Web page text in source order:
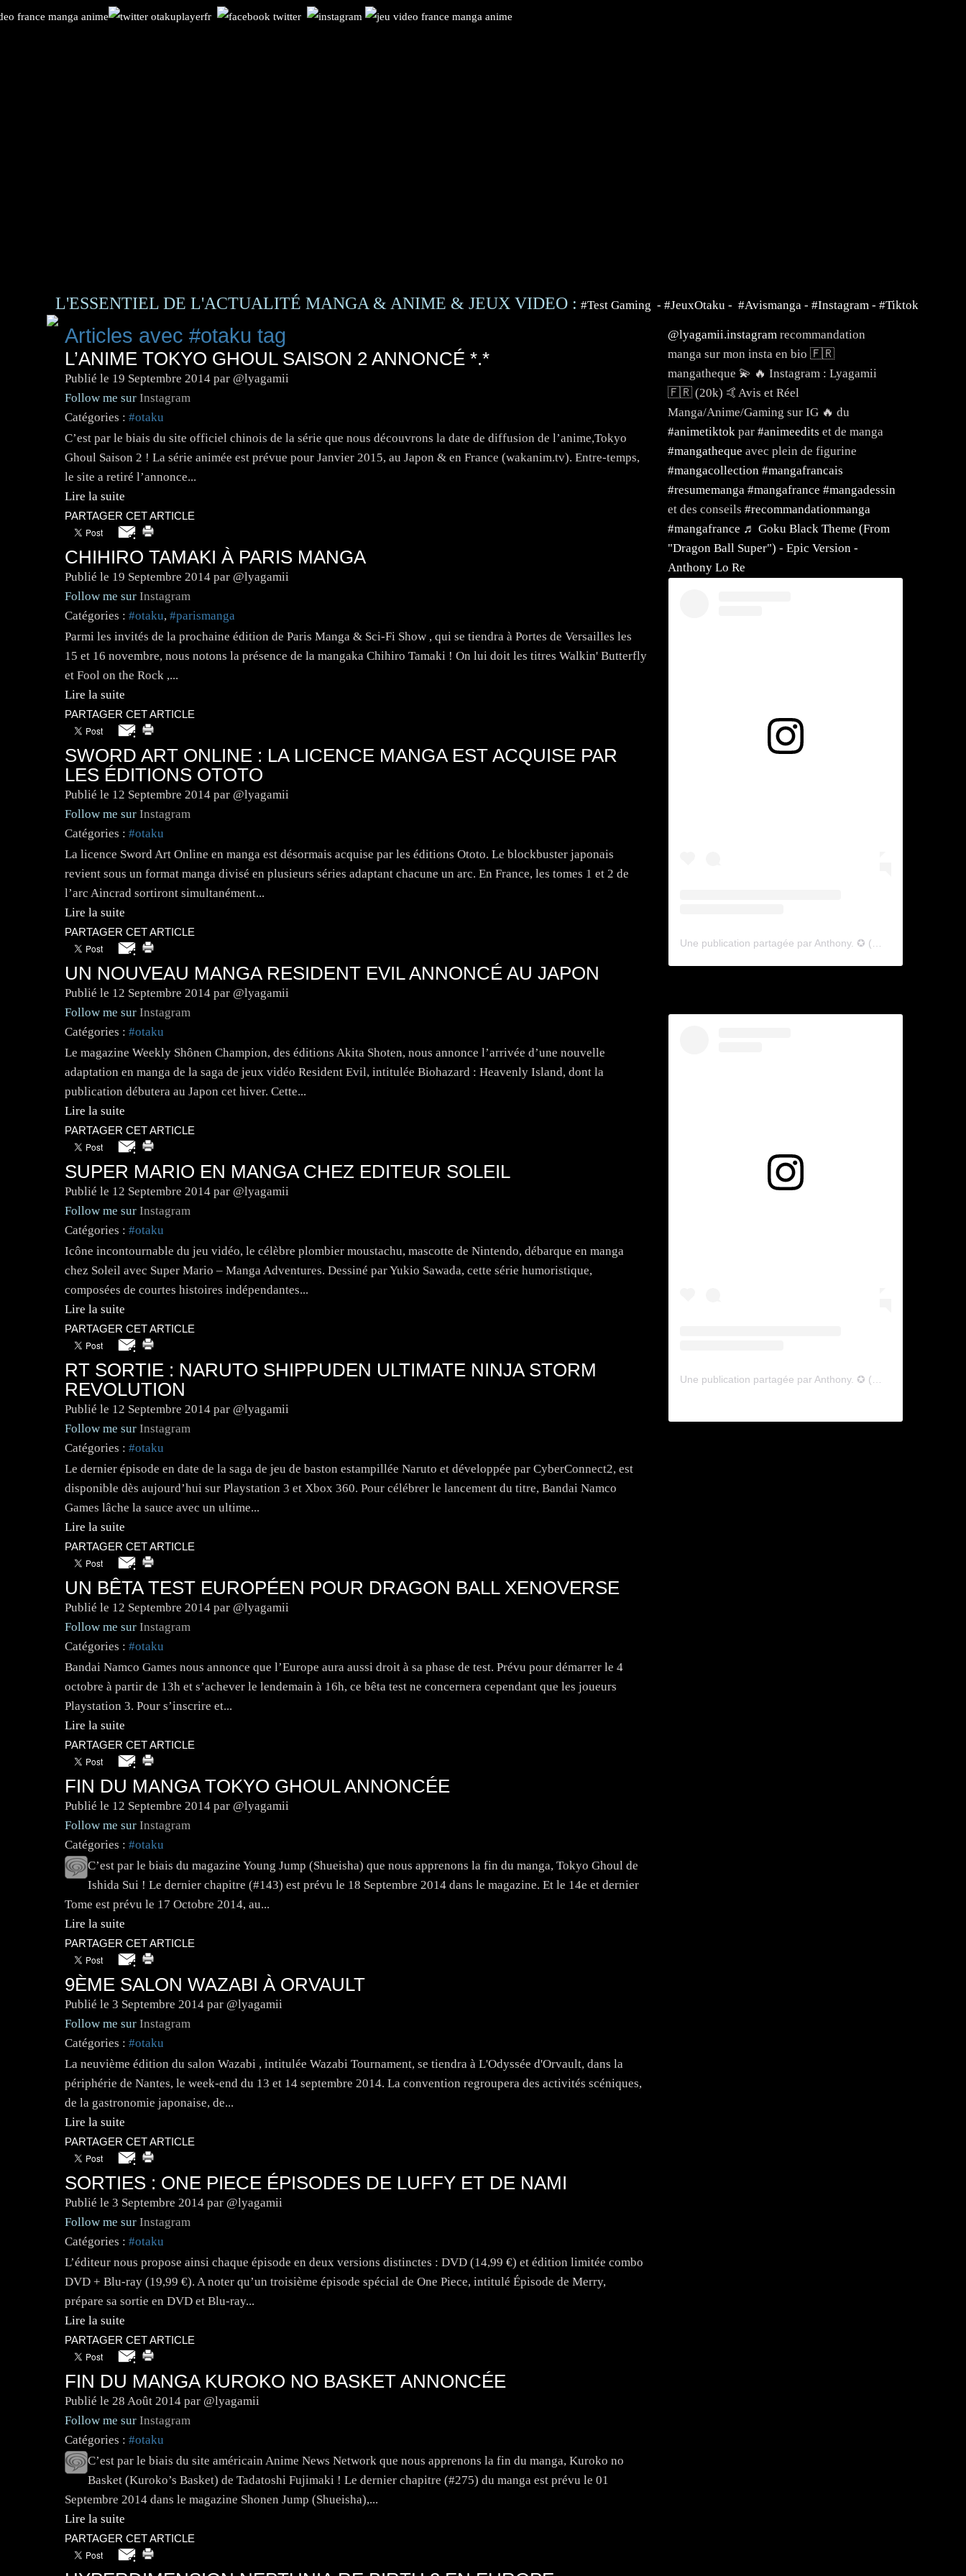
L'ESSENTIEL DE L'ACTUALITÉ MANGA & ANIME & JEUX VIDEO : #Test Gaming - #JeuxOtaku - #Avismanga - #Instagram - #Tiktok
Articles avec #otaku tag
L’ANIME TOKYO GHOUL SAISON 2 ANNONCÉ *.*
Publié le 19 Septembre 2014par @lyagamii
Follow me sur Instagram
Catégories : #otaku
C’est par le biais du site officiel chinois de la série que nous découvrons la date de diffusion de l’anime,Tokyo
Ghoul Saison 2 ! La série animée est prévue pour Janvier 2015, au Japon & en France (wakanim.tv). Entre-temps,
le site a retiré l’annonce...
Lire la suite
PARTAGER CET ARTICLE
CHIHIRO TAMAKI À PARIS MANGA
Publié le 19 Septembre 2014par @lyagamii
Follow me sur Instagram
Catégories : #otaku, #parismanga
Parmi les invités de la prochaine édition de Paris Manga & Sci-Fi Show , qui se tiendra à Portes de Versailles les
15 et 16 novembre, nous notons la présence de la mangaka Chihiro Tamaki ! On lui doit les titres Walkin' Butterfly
et Fool on the Rock ,...
Lire la suite
PARTAGER CET ARTICLE
SWORD ART ONLINE : LA LICENCE MANGA EST ACQUISE PAR
LES ÉDITIONS OTOTO
Publié le 12 Septembre 2014par @lyagamii
Follow me sur Instagram
Catégories : #otaku
La licence Sword Art Online en manga est désormais acquise par les éditions Ototo. Le blockbuster japonais
revient sous un format manga divisé en plusieurs séries adaptant chacune un arc. En France, les tomes 1 et 2 de
l’arc Aincrad sortiront simultanément...
Lire la suite
PARTAGER CET ARTICLE
UN NOUVEAU MANGA RESIDENT EVIL ANNONCÉ AU JAPON
Publié le 12 Septembre 2014par @lyagamii
Follow me sur Instagram
Catégories : #otaku
Le magazine Weekly Shônen Champion, des éditions Akita Shoten, nous annonce l’arrivée d’une nouvelle
adaptation en manga de la saga de jeux vidéo Resident Evil, intitulée Biohazard : Heavenly Island, dont la
publication débutera au Japon cet hiver. Cette...
Lire la suite
PARTAGER CET ARTICLE
SUPER MARIO EN MANGA CHEZ EDITEUR SOLEIL
Publié le 12 Septembre 2014par @lyagamii
Follow me sur Instagram
Catégories : #otaku
Icône incontournable du jeu vidéo, le célèbre plombier moustachu, mascotte de Nintendo, débarque en manga
chez Soleil avec Super Mario – Manga Adventures. Dessiné par Yukio Sawada, cette série humoristique,
composées de courtes histoires indépendantes...
Lire la suite
PARTAGER CET ARTICLE
RT SORTIE : NARUTO SHIPPUDEN ULTIMATE NINJA STORM
REVOLUTION
Publié le 12 Septembre 2014par @lyagamii
Follow me sur Instagram
Catégories : #otaku
Le dernier épisode en date de la saga de jeu de baston estampillée Naruto et développée par CyberConnect2, est
disponible dès aujourd’hui sur Playstation 3 et Xbox 360. Pour célébrer le lancement du titre, Bandai Namco
Games lâche la sauce avec un ultime...
Lire la suite
PARTAGER CET ARTICLE
UN BÊTA TEST EUROPÉEN POUR DRAGON BALL XENOVERSE
Publié le 12 Septembre 2014par @lyagamii
Follow me sur Instagram
Catégories : #otaku
Bandai Namco Games nous annonce que l’Europe aura aussi droit à sa phase de test. Prévu pour démarrer le 4
octobre à partir de 13h et s’achever le lendemain à 16h, ce bêta test ne concernera cependant que les joueurs
Playstation 3. Pour s’inscrire et...
Lire la suite
PARTAGER CET ARTICLE
FIN DU MANGA TOKYO GHOUL ANNONCÉE
Publié le 12 Septembre 2014par @lyagamii
Follow me sur Instagram
Catégories : #otaku
C’est par le biais du magazine Young Jump (Shueisha) que nous apprenons la fin du manga, Tokyo Ghoul de
Ishida Sui ! Le dernier chapitre (#143) est prévu le 18 Septembre 2014 dans le magazine. Et le 14e et dernier
Tome est prévu le 17 Octobre 2014, au...
Lire la suite
PARTAGER CET ARTICLE
9ÈME SALON WAZABI À ORVAULT
Publié le 3 Septembre 2014par @lyagamii
Follow me sur Instagram
Catégories : #otaku
La neuvième édition du salon Wazabi , intitulée Wazabi Tournament, se tiendra à L'Odyssée d'Orvault, dans la
périphérie de Nantes, le week-end du 13 et 14 septembre 2014. La convention regroupera des activités scéniques,
de la gastronomie japonaise, de...
Lire la suite
PARTAGER CET ARTICLE
SORTIES : ONE PIECE ÉPISODES DE LUFFY ET DE NAMI
Publié le 3 Septembre 2014par @lyagamii
Follow me sur Instagram
Catégories : #otaku
L’éditeur nous propose ainsi chaque épisode en deux versions distinctes : DVD (14,99 €) et édition limitée combo
DVD + Blu-ray (19,99 €). A noter qu’un troisième épisode spécial de One Piece, intitulé Épisode de Merry,
prépare sa sortie en DVD et Blu-ray...
Lire la suite
PARTAGER CET ARTICLE
FIN DU MANGA KUROKO NO BASKET ANNONCÉE
Publié le 28 Août 2014par @lyagamii
Follow me sur Instagram
Catégories : #otaku
C’est par le biais du site américain Anime News Network que nous apprenons la fin du manga, Kuroko no
Basket (Kuroko’s Basket) de Tadatoshi Fujimaki ! Le dernier chapitre (#275) du manga est prévu le 01
Septembre 2014 dans le magazine Shonen Jump (Shueisha),...
Lire la suite
PARTAGER CET ARTICLE
@lyagamii.instagram recommandation
manga sur mon insta en bio 🇫🇷
mangatheque 💫 🔥 Instagram : Lyagamii
🇫🇷 (20k) 🤙Avis et Réel
Manga/Anime/Gaming sur IG 🔥 du
#animetiktok par #animeedits et de manga
#mangatheque avec plein de figurine
#mangacollection #mangafrancais
#resumemanga #mangafrance #mangadessin
et des conseils #recommandationmanga
#mangafrance ♬ Goku Black Theme (From
"Dragon Ball Super") - Epic Version -
Anthony Lo Re
Une publication partagée par Anthony. ✪ (@lyagamii)